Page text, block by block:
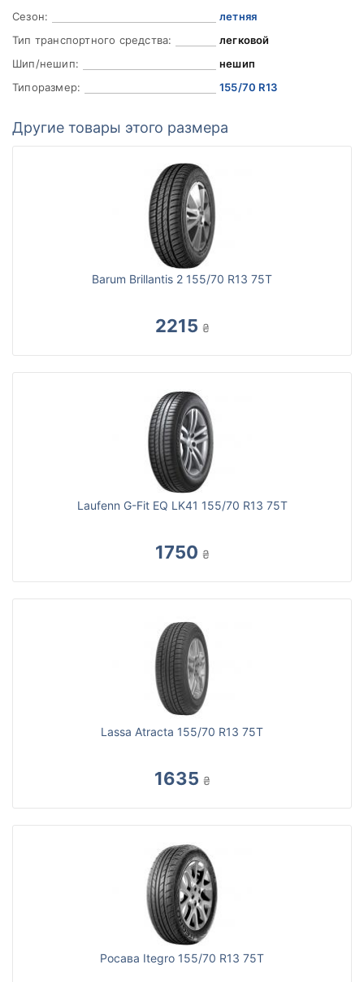
Сезон:
летняя
Тип транспортного средства:
легковой
Шип/нешип:
нешип
Типоразмер:
155/70 R13
Другие товары этого размера
Barum Brillantis 2 155/70 R13 75T
2215 ₴
Laufenn G-Fit EQ LK41 155/70 R13 75T
1750 ₴
Lassa Atracta 155/70 R13 75T
1635 ₴
Росава Itegro 155/70 R13 75T